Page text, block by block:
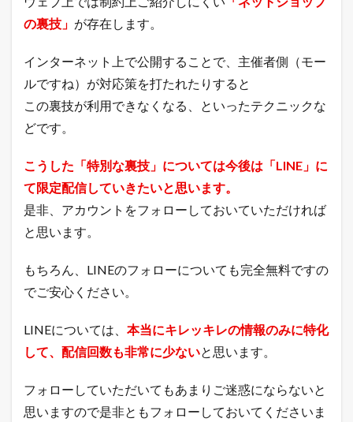
の裏技」 が存在します。
インターネット上で公開することで、主催者側（モー
ルですね）が対応策を打たれたりすると
この裏技が利用できなくなる、といったテクニックな
どです。
こうした「特別な裏技」については今後は「LINE」に
て限定配信していきたいと思います。
是非、アカウントをフォローしておいていただければ
と思います。
もちろん、LINEのフォローについても完全無料ですの
でご安心ください。
LINEについては、 本当にキレッキレの情報のみに特化
して、配信回数も非常に少ないと思います。
フォローしていただいてもあまりご迷惑にならないと
思いますので是非ともフォローしておいてくださいま